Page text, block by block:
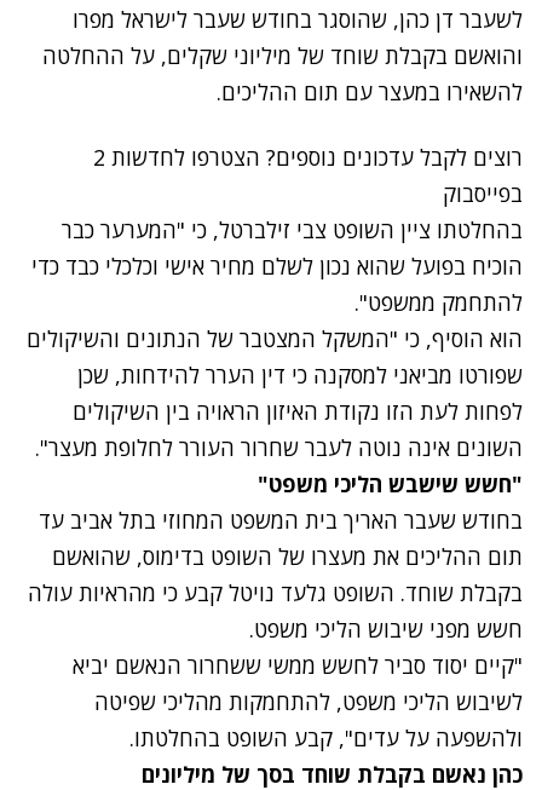
לשעבר דן כהן, שהוסגר בחודש שעבר לישראל מפרו
והואשם בקבלת שוחד של מיליוני שקלים, על ההחלטה
להשאירו במעצר עם תום ההליכים.
רוצים לקבל עדכונים נוספים? הצטרפו לחדשות 2
בפייסבוק
בהחלטתו ציין השופט צבי זילברטל, כי "המערער כבר
הוכיח בפועל שהוא נכון לשלם מחיר אישי וכלכלי כבד כדי
להתחמק ממשפט".
הוא הוסיף, כי "המשקל המצטבר של הנתונים והשיקולים
שפורטו מביאני למסקנה כי דין הערר להידחות, שכן
לפחות לעת הזו נקודת האיזון הראויה בין השיקולים
השונים אינה נוטה לעבר שחרור העורר לחלופת מעצר".
"חשש שישבש הליכי משפט"
בחודש שעבר האריך בית המשפט המחוזי בתל אביב עד
תום ההליכים את מעצרו של השופט בדימוס, שהואשם
בקבלת שוחד. השופט גלעד נויטל קבע כי מהראיות עולה
חשש מפני שיבוש הליכי משפט.
"קיים יסוד סביר לחשש ממשי ששחרור הנאשם יביא
לשיבוש הליכי משפט, להתחמקות מהליכי שפיטה
ולהשפעה על עדים", קבע השופט בהחלטתו.
כהן נאשם בקבלת שוחד בסך של מיליונים